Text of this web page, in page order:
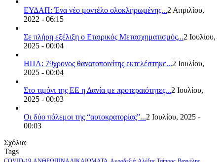
ΕΥΔΑΠ: Ένα νέο μοντέλο ολοκληρωμένης...2 Απριλίου,
2022 - 06:15
Σε πλήρη εξέλιξη ο Εταιρικός Μετασχηματισμός...2 Ιουλίου,
2025 - 00:04
ΗΠΑ: 79χρονος θανατοποινίτης εκτελέστηκε...2 Ιουλίου,
2025 - 00:04
Στο τιμόνι της ΕΕ η Δανία με προτεραιότητες...2 Ιουλίου,
2025 - 00:03
Οι δύο πόλεμοι της “αυτοκρατορίας”...2 Ιουλίου, 2025 -
00:03
Σχόλια
Tags